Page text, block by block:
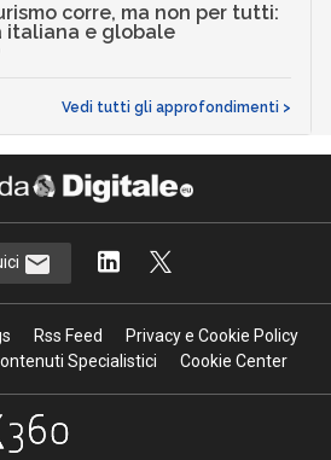
corre, ma non per tutti:
italiana e globale
Vedi tutti gli approfondimenti >
Rss Feed
Privacy e Cookie Policy
Specialistici
Cookie Center